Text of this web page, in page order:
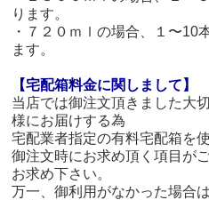
ります。
・７２０ｍｌの場合、１〜10
ます。
【宅配箱料金に関しまして】
当店では御注文頂きました大
様にお届けする為
宅配業者指定の有料宅配箱を
御注文時にお求め頂く項目が
お求め下さい。
万一、御利用がなかった場合